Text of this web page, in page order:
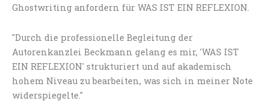
Ghostwriting anfordern für WAS IST EIN REFLEXION.
"Durch die professionelle Begleitung der
Autorenkanzlei Beckmann gelang es mir, 'WAS IST
EIN REFLEXION' strukturiert und auf akademisch
hohem Niveau zu bearbeiten, was sich in meiner Note
widerspiegelte."